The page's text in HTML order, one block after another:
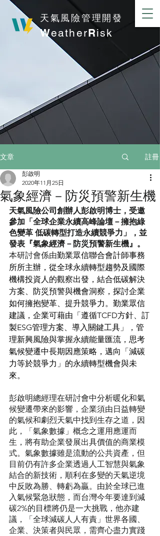
​天氣風險管理開發
WeatherRisk
文章 註冊
氣象經濟－防災預警新生機
彭啟明
2020年11月25日
天氣風險公司創辦人彭啟明博士，受邀
參加「全球企業永續高峰論壇－擁抱綠
色變革 低碳轉型打造永續競爭力」，並
發表『氣象經濟－防災預警新生機』。
本研討會係由勤業眾信聯合會計師事務
所所主辦，從全球永續轉型趨勢及國際
機構投資人的觀察出發，結合低碳解決
方案、防災預警與機會洞察，探討企業
如何擁抱變革、提升競爭力。勤業眾信
建議，企業可藉由「遵循TCFD方針、訂
製ESG管理方案、導入關鍵工具」，管
理新興風險與掌握永續能量匯流，思考
氣候變遷中長期因應策略，邁向「減碳
力等於競爭力」的永續轉型機會與未
來。
彭啟明總經理在研討會中分析暖化和氣
候變遷帶來的影響，企業須由日益轉變
的氣候和劇烈天氣中找到生存之道，因
此，「氣象數據」概念之運用應運而
生，將有助企業發展出具價值的商業模
式。氣象數據雖是流動的公共資產，但
目前仍有許多企業透過人工智慧與氣象
結合的新技術，順利在多變的天氣逆境
中反敗為勝、轉虧為贏。由於全球已進
入氣候緊急狀態，而台灣今年要達到減
碳2%的目標將仍是一大挑戰，他亦建
議，「全球減碳人人有責」世界各國、
企業、決策者與民眾，需齊心盡力實踐